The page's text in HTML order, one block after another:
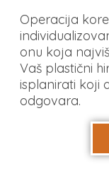
Operacija
onu koja
Vaš plastični
isplanirati koji
odgovara.